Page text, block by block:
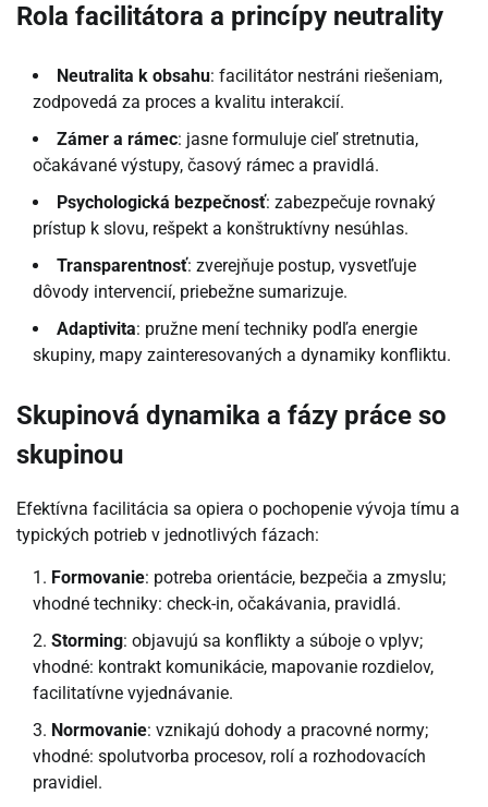
Rola facilitátora a princípy neutrality
Neutralita k obsahu: facilitátor nestráni riešeniam,
zodpovedá za proces a kvalitu interakcií.
Zámer a rámec: jasne formuluje cieľ stretnutia,
očakávané výstupy, časový rámec a pravidlá.
Psychologická bezpečnosť: zabezpečuje rovnaký
prístup k slovu, rešpekt a konštruktívny nesúhlas.
Transparentnosť: zverejňuje postup, vysvetľuje
dôvody intervencií, priebežne sumarizuje.
Adaptivita: pružne mení techniky podľa energie
skupiny, mapy zainteresovaných a dynamiky konfliktu.
Skupinová dynamika a fázy práce so
skupinou
Efektívna facilitácia sa opiera o pochopenie vývoja tímu a
typických potrieb v jednotlivých fázach:
Formovanie: potreba orientácie, bezpečia a zmyslu;
vhodné techniky: check-in, očakávania, pravidlá.
Storming: objavujú sa konflikty a súboje o vplyv;
vhodné: kontrakt komunikácie, mapovanie rozdielov,
facilitatívne vyjednávanie.
Normovanie: vznikajú dohody a pracovné normy;
vhodné: spolutvorba procesov, rolí a rozhodovacích
pravidiel.